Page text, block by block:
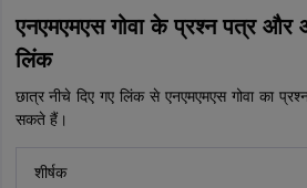
एनएमएमएस गोवा के प्रश्न पत्र और
लिंक
छात्र नीचे दिए गए लिंक से एनएमएमएस गोवा का
सकते हैं।
शीर्षक